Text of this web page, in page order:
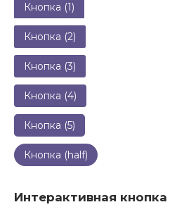
Кнопка (1)
Кнопка (2)
Кнопка (3)
Кнопка (4)
Кнопка (5)
Кнопка (half)
Интерактивная кнопка